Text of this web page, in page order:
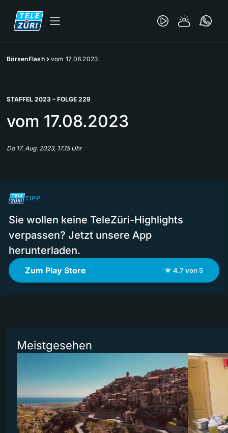
BörsenFlash vom 17.08.2023
STAFFEL 2023 – FOLGE 229
vom 17.08.2023
Do 17. Aug. 2023, 17.15 Uhr
TIPP
Sie wollen keine TeleZüri-Highlights
verpassen? Jetzt unsere App
herunterladen.
Zum Play Store ★ 4.7 von 5
Meistgesehen